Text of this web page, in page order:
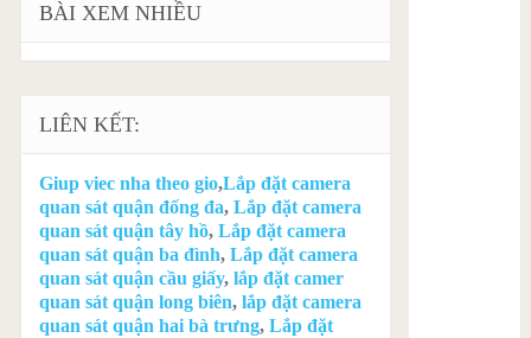
BÀI XEM NHIỀU
LIÊN KẾT:
Giup viec nha theo gio,Lắp đặt camera
quan sát quận đống đa, Lắp đặt camera
quan sát quận tây hồ, Lắp đặt camera
quan sát quận ba đình, Lắp đặt camera
quan sát quận cầu giấy, lắp đặt camer
quan sát quận long biên, lắp đặt camera
quan sát quận hai bà trưng, Lắp đặt